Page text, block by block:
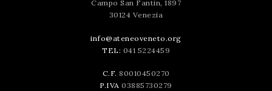
Campo San Fantin, 1897
30124 Venezia
info@ateneoveneto.org
TEL: 041 5224459
C.F. 80010450270
P.IVA 03885730279